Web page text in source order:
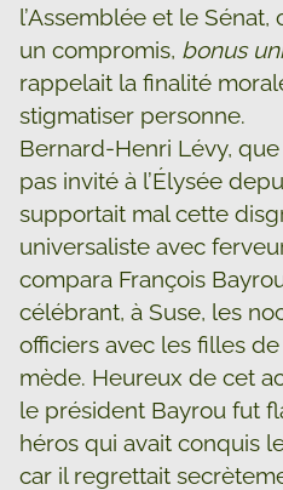
l’Assemblée et le Sénat,
un compromis, bonus
rappelait la finalité
stigmatiser personne.
Bernard-Henri Lévy, que
pas invité à l’Élysée
supportait mal cette
universaliste avec
compara François
célébrant, à Suse, les
officiers avec les filles
mède. Heureux de cet
le président Bayrou fut
héros qui avait conquis
car il regrettait